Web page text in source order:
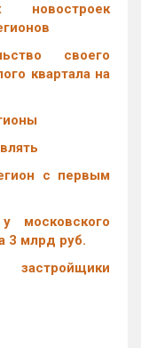
новостроек
своего
квартала на
с первым
московского
3 млрд руб.